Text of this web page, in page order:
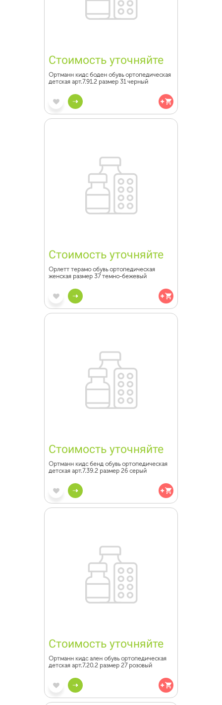
Стоимость уточняйте
Ортманн кидс боден обувь ортопедическая
детская арт.7.91.2 размер 31 черный
Стоимость уточняйте
Орлетт терамо обувь ортопедическая
женская размер 37 темно-бежевый
Стоимость уточняйте
Ортманн кидс бенд обувь ортопедическая
детская арт.7.39.2 размер 26 серый
Стоимость уточняйте
Ортманн кидс ален обувь ортопедическая
детская арт.7.20.2 размер 27 розовый